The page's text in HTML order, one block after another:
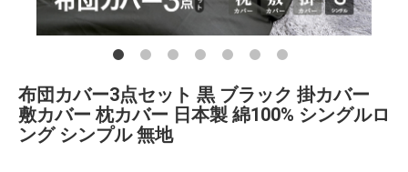
布団カバー3点セット 黒 ブラック 掛カバー
敷カバー 枕カバー 日本製 綿100% シングルロ
ング シンプル 無地